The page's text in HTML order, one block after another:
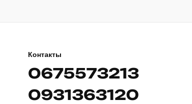
Контакты
0675573213
0931363120